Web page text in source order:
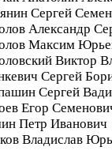
Сергей
Александр
Максим
Виктор
Сергей
Сергей
Егор
Петр Иванович
Владислав